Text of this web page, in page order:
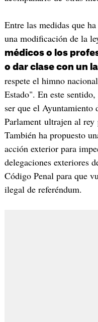
Entre las medidas que
una modificación de la
médicos o los
o dar clase con un
respete el himno
Estado". En este
ser que el Ayuntamiento
Parlament ultrajen al
También ha propuesto
acción exterior para
delegaciones exteriores
Código Penal para que
ilegal de referéndum.